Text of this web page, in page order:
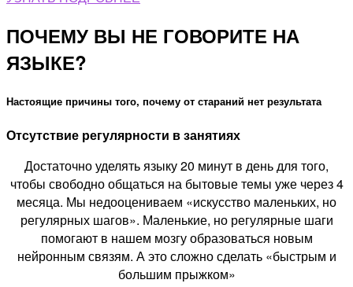
ПОЧЕМУ ВЫ НЕ ГОВОРИТЕ НА
ЯЗЫКЕ?
Настоящие причины того, почему от стараний нет результата
Отсутствие регулярности в занятиях
Достаточно уделять языку 20 минут в день для того,
чтобы свободно общаться на бытовые темы уже через 4
месяца. Мы недооцениваем «искусство маленьких, но
регулярных шагов». Маленькие, но регулярные шаги
помогают в нашем мозгу образоваться новым
нейронным связям. А это сложно сделать «быстрым и
большим прыжком»